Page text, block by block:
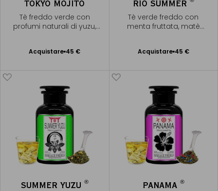
TOKYO MOJITO
Tè freddo verde con
profumi naturali di yuzu,
Acquistare 45 €
Aggiungere
RIO SUMMER
Tè verde freddo con
menta fruttata, matè
Acquistare 45 €
Aggiungere
SUMMER YUZU ® PANAMA ®